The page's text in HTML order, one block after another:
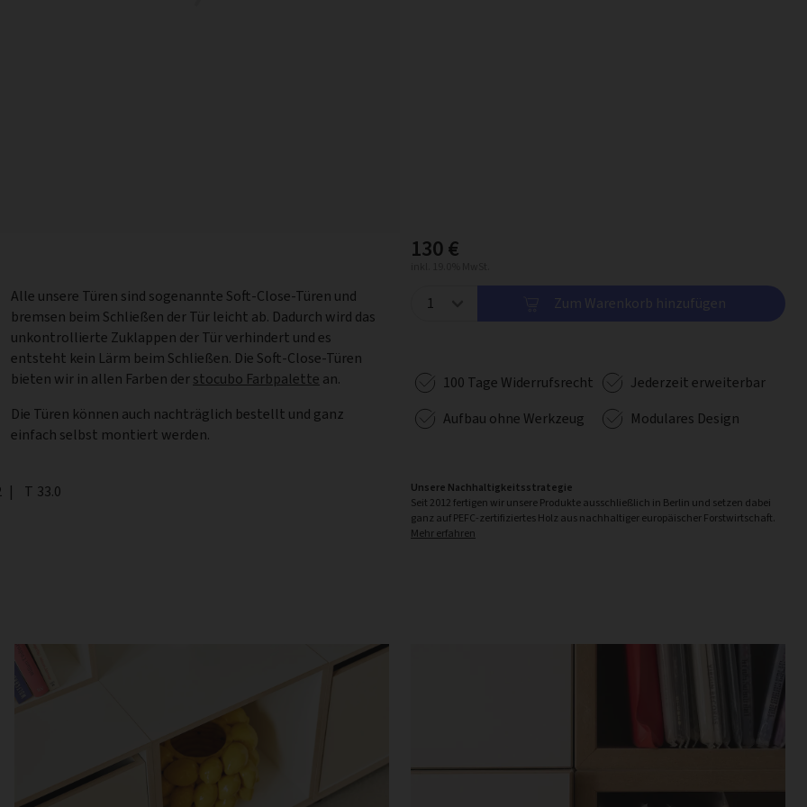
Alle unsere Türen sind sogenannte Soft-Close-Türen und
bremsen beim Schließen der Tür leicht ab. Dadurch wird das
unkontrollierte Zuklappen der Tür verhindert und es
entsteht kein Lärm beim Schließen. Die Soft-Close-Türen
bieten wir in allen Farben derstocubo Farbpalette an.
Die Türen können auch nachträglich bestellt und ganz
einfach selbst montiert werden.
| Tiefe
T 33.0
130 €
Zum Warenkorb hinzufügen
100 Tage Widerrufsrecht
Jederzeit erweiterbar
Aufbau ohne Werkzeug
Modulares Design
Unsere Nachhaltigkeitsstrategie
Seit 2012 fertigen wir unsere Produkte ausschließlich in Berlin und setzen dabei
ganz auf PEFC-zertifiziertes Holz aus nachhaltiger europäischer Forstwirtschaft.
Mehr erfahren